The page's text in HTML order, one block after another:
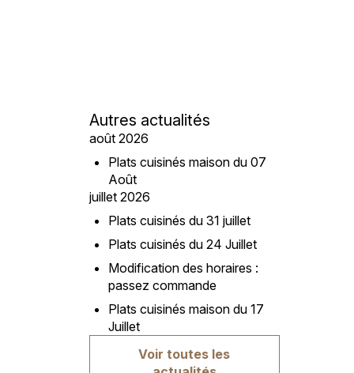
Autres actualités
août 2026
Plats cuisinés maison du 07
Août
juillet 2026
Plats cuisinés du 31 juillet
Plats cuisinés du 24 Juillet
Modification des horaires :
passez commande
Plats cuisinés maison du 17
Juillet
Voir toutes les